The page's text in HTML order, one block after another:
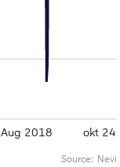
okt 24
Aug 2018
Source: Nevi